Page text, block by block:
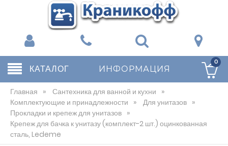
КАТАЛОГ ИНФОРМАЦИЯ
0
Главная » Сантехника для ванной и кухни »
Комплектующие и принадлежности » Для унитазов »
Прокладки и крепеж для унитазов »
Крепеж для бачка к унитазу (комплект-2 шт.) оцинкованная
сталь, Ledeme